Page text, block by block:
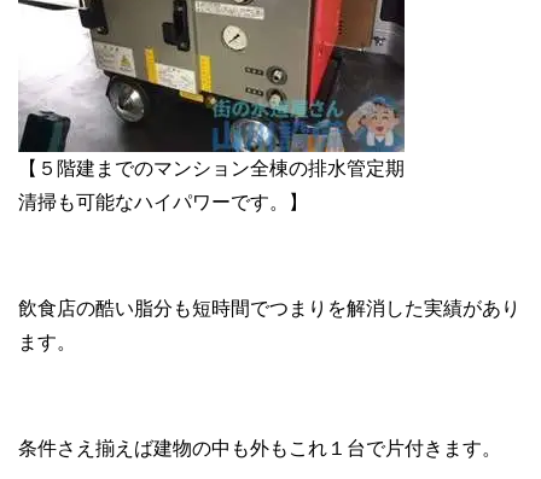
【５階建までのマンション全棟の排水管定期
清掃も可能なハイパワーです。】
飲食店の酷い脂分も短時間でつまりを解消した実績があり
ます。
条件さえ揃えば建物の中も外もこれ１台で片付きます。